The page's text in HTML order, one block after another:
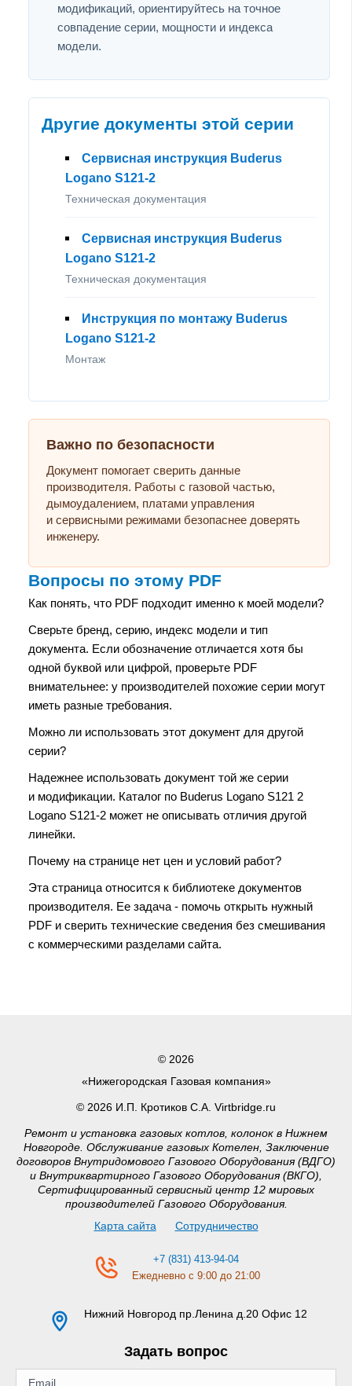
модификаций, ориентируйтесь на точное
совпадение серии, мощности и индекса
модели.
Другие документы этой серии
Сервисная инструкция Buderus
Logano S121-2
Техническая документация
Сервисная инструкция Buderus
Logano S121-2
Техническая документация
Инструкция по монтажу Buderus
Logano S121-2
Монтаж
Важно по безопасности
Документ помогает сверить данные
производителя. Работы с газовой частью,
дымоудалением, платами управления
и сервисными режимами безопаснее доверять
инженеру.
Вопросы по этому PDF
Как понять, что PDF подходит именно к моей модели?
Сверьте бренд, серию, индекс модели и тип
документа. Если обозначение отличается хотя бы
одной буквой или цифрой, проверьте PDF
внимательнее: у производителей похожие серии могут
иметь разные требования.
Можно ли использовать этот документ для другой
серии?
Надежнее использовать документ той же серии
и модификации. Каталог по Buderus Logano S121 2
Logano S121-2 может не описывать отличия другой
линейки.
Почему на странице нет цен и условий работ?
Эта страница относится к библиотеке документов
производителя. Ее задача - помочь открыть нужный
PDF и сверить технические сведения без смешивания
с коммерческими разделами сайта.
© 2026
«Нижегородская Газовая компания»
© 2026 И.П. Кротиков С.А. Virtbridge.ru
Ремонт и установка газовых котлов, колонок в Нижнем
Новгороде. Обслуживание газовых Котелен, Заключение
договоров Внутридомового Газового Оборудования (ВДГО)
и Внутриквартирного Газового Оборудования (ВКГО),
Сертифицированный сервисный центр 12 мировых
производителей Газового Оборудования.
Карта сайта
Сотрудничество
+7 (831) 413-94-04
Ежедневно с 9:00 до 21:00
Нижний Новгород пр.Ленина д.20 Офис 12
Задать вопрос